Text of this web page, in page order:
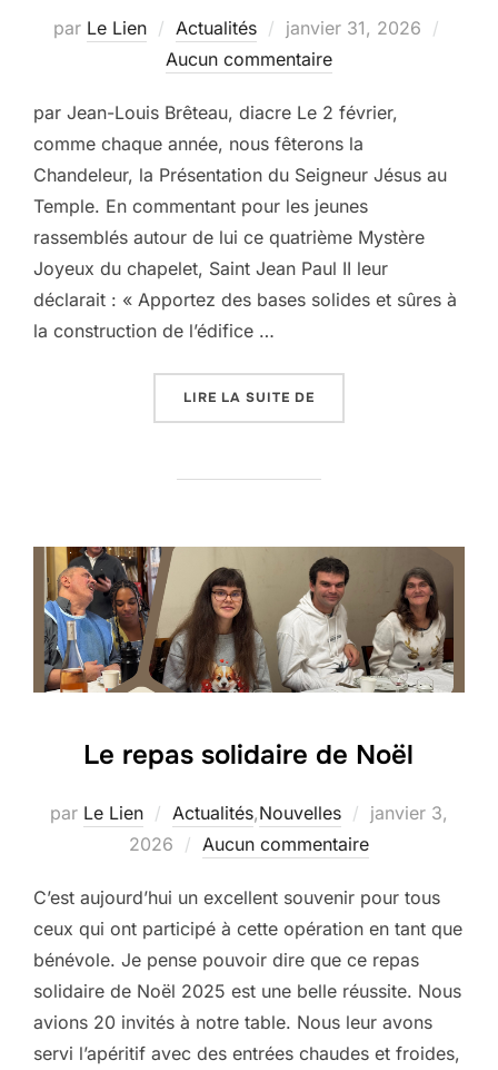
par Le Lien Actualités
Publié
le
janvier 31, 2026
Aucun commentaire
par Jean-Louis Brêteau, diacre Le 2 février,
comme chaque année, nous fêterons la
Chandeleur, la Présentation du Seigneur Jésus au
Temple. En commentant pour les jeunes
rassemblés autour de lui ce quatrième Mystère
Joyeux du chapelet, Saint Jean Paul II leur
déclarait : « Apportez des bases solides et sûres à
la construction de l’édifice …
LIRE LA SUITE DE
Le repas solidaire de Noël
par Le Lien Actualités,Nouvelles
Publié
janvier 3,
2026
Aucun commentaire
C’est aujourd’hui un excellent souvenir pour tous
ceux qui ont participé à cette opération en tant que
bénévole. Je pense pouvoir dire que ce repas
solidaire de Noël 2025 est une belle réussite. Nous
avions 20 invités à notre table. Nous leur avons
servi l’apéritif avec des entrées chaudes et froides,